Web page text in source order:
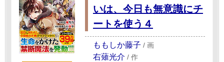
いは、今日も無意識にチ
ートを使う４
ももしか藤子 / 画
右薙光介 / 作